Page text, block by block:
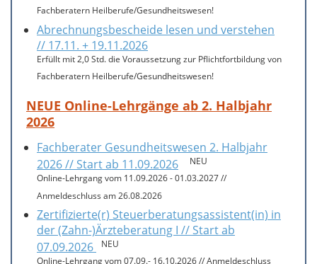
Fachberatern Heilberufe/Gesundheitswesen!
Abrechnungsbescheide lesen und verstehen
// 17.11. + 19.11.2026
Erfüllt mit 2,0 Std. die Voraussetzung zur Pflichtfortbildung von
Fachberatern Heilberufe/Gesundheitswesen!
NEUE Online-Lehrgänge ab 2. Halbjahr
2026
Fachberater Gesundheitswesen 2. Halbjahr
2026 // Start ab 11.09.2026
NEU
Online-Lehrgang vom 11.09.2026 - 01.03.2027 //
Anmeldeschluss am 26.08.2026
Zertifizierte(r) Steuerberatungsassistent(in) in
der (Zahn-)Ärzteberatung I // Start ab
07.09.2026
NEU
Online-Lehrgang vom 07.09.- 16.10.2026 // Anmeldeschluss